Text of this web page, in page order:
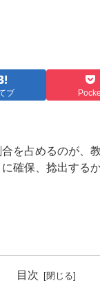
ブ
を占めるのが、
確保、捻出する
目次